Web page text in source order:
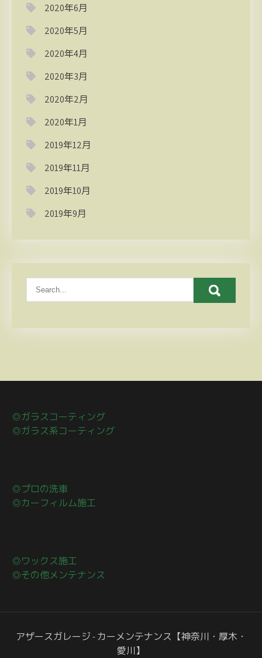
2020年6月
2020年5月
2020年4月
2020年3月
2020年2月
2020年1月
2019年12月
2019年11月
2019年10月
2019年9月
◎ガラスコーティング
◎ガラス系コーティング
◎プロの洗車
◎カーフィルム施工
◎ワックス施工
◎その他メンテナンス
アザースガレージ - カーメンテナンス【神奈川・厚木・
愛川】